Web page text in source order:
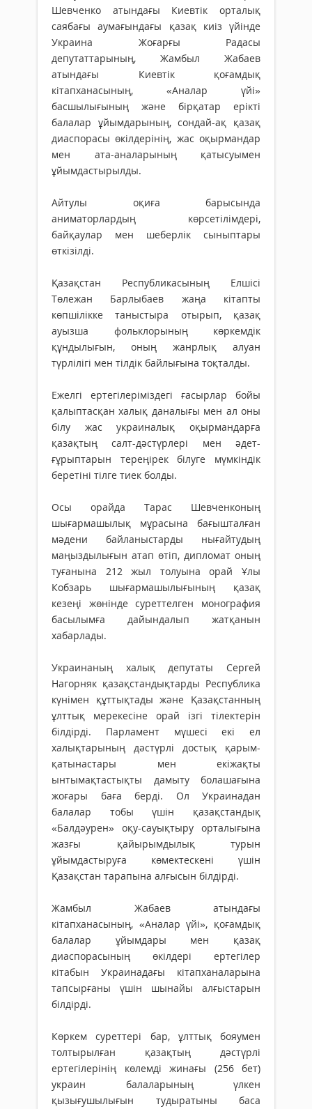
Шевченко атындағы Киевтік орталық
саябағы аумағындағы қазақ киіз үйінде
Украина Жоғарғы Радасы
депутаттарының, Жамбыл Жабаев
атындағы Киевтік қоғамдық
кітапханасының, «Аналар үйі»
басшылығының және бірқатар ерікті
балалар ұйымдарының, сондай-ақ қазақ
диаспорасы өкілдерінің, жас оқырмандар
мен ата-аналарының қатысуымен
ұйымдастырылды.
Айтулы оқиға барысында
аниматорлардың көрсетілімдері,
байқаулар мен шеберлік сыныптары
өткізілді.
Қазақстан Республикасының Елшісі
Төлежан Барлыбаев жаңа кітапты
көпшілікке таныстыра отырып, қазақ
ауызша фольклорының көркемдік
құндылығын, оның жанрлық алуан
түрлілігі мен тілдік байлығына тоқталды.
Ежелгі ертегілеріміздегі ғасырлар бойы
қалыптасқан халық даналығы мен ал оны
білу жас украиналық оқырмандарға
қазақтың салт-дәстүрлері мен әдет-
ғұрыптарын тереңірек білуге мүмкіндік
беретіні тілге тиек болды.
Осы орайда Тарас Шевченконың
шығармашылық мұрасына бағышталған
мәдени байланыстарды нығайтудың
маңыздылығын атап өтіп, дипломат оның
туғанына 212 жыл толуына орай Ұлы
Кобзарь шығармашылығының қазақ
кезеңі жөнінде суреттелген монография
басылымға дайындалып жатқанын
хабарлады.
Украинаның халық депутаты Сергей
Нагорняк қазақстандықтарды Республика
күнімен құттықтады және Қазақстанның
ұлттық мерекесіне орай ізгі тілектерін
білдірді. Парламент мүшесі екі ел
халықтарының дәстүрлі достық қарым-
қатынастары мен екіжақты
ынтымақтастықты дамыту болашағына
жоғары баға берді. Ол Украинадан
балалар тобы үшін қазақстандық
«Балдәурен» оқу-сауықтыру орталығына
жазғы қайырымдылық турын
ұйымдастыруға көмектескені үшін
Қазақстан тарапына алғысын білдірді.
Жамбыл Жабаев атындағы
кітапханасының, «Аналар үйі», қоғамдық
балалар ұйымдары мен қазақ
диаспорасының өкілдері ертегілер
кітабын Украинадағы кітапханаларына
тапсырғаны үшін шынайы алғыстарын
білдірді.
Көркем суреттері бар, ұлттық бояумен
толтырылған қазақтың дәстүрлі
ертегілерінің көлемді жинағы (256 бет)
украин балаларының үлкен
қызығушылығын тудыратыны баса